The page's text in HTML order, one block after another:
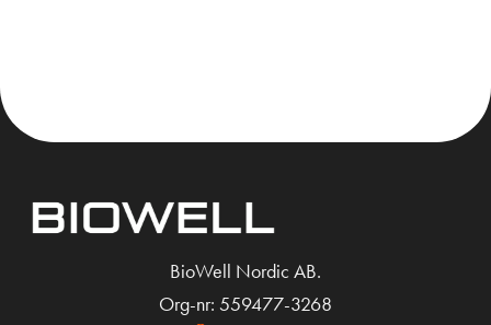
BioWell Nordic AB.
Org-nr: 559477-3268